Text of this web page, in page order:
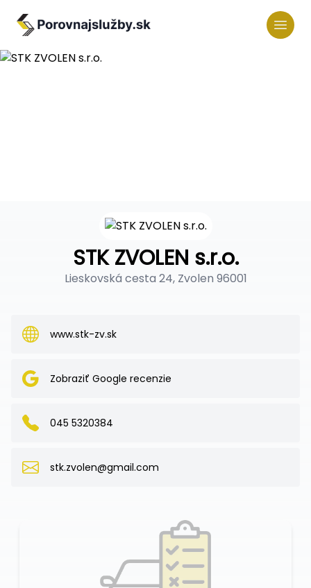
STK ZVOLEN s.r.o.
Lieskovská cesta 24, Zvolen 96001
www.stk-zv.sk
Zobraziť Google recenzie
045 5320384
stk.zvolen@gmail.com